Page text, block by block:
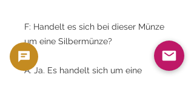
F: Handelt es sich bei dieser Münze
um eine Silbermünze?
A. Ja. Es handelt sich um eine